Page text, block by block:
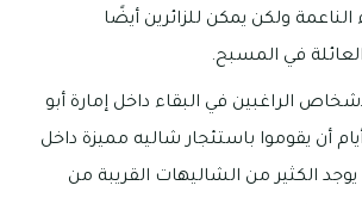
الناعمة ولكن يمكن للزائرين أيضًا
في المسبح.
الراغبين في البقاء داخل إمارة أبو
أن يقوموا باستئجار شاليه مميزة داخل
الكثير من الشاليهات القريبة من